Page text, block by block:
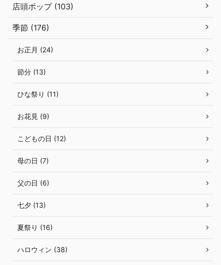
店頭ポップ (103)
季節 (176)
お正月 (24)
節分 (13)
ひな祭り (11)
お花見 (9)
こどもの日 (12)
母の日 (7)
父の日 (6)
七夕 (13)
夏祭り (16)
ハロウィン (38)